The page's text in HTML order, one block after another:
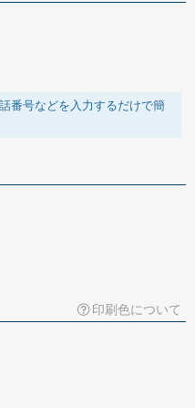
番号などを入力するだけで簡
い。
印刷色について